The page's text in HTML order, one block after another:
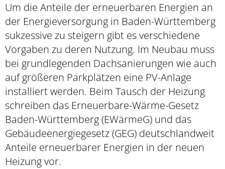
Um die Anteile der erneuerbaren Energien an
der Energieversorgung in Baden-Württemberg
sukzessive zu steigern gibt es verschiedene
Vorgaben zu deren Nutzung. Im Neubau muss
bei grundlegenden Dachsanierungen wie auch
auf größeren Parkplätzen eine PV-Anlage
installiert werden. Beim Tausch der Heizung
schreiben das Erneuerbare-Wärme-Gesetz
Baden-Württemberg (EWärmeG) und das
Gebäudeenergiegesetz (GEG) deutschlandweit
Anteile erneuerbarer Energien in der neuen
Heizung vor.